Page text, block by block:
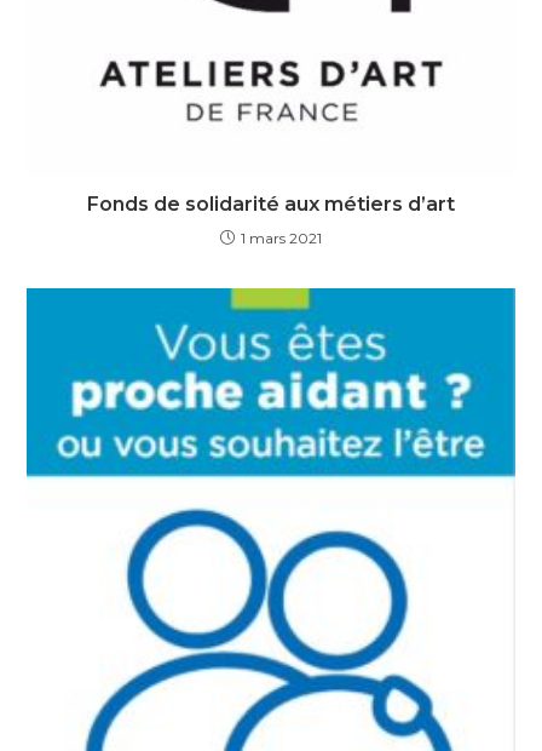
Fonds de solidarité aux métiers d’art
1 mars 2021